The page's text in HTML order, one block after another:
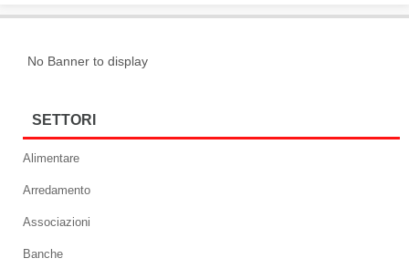
No Banner to display
SETTORI
Alimentare
Arredamento
Associazioni
Banche